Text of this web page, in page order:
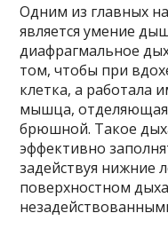
Одним из главных
является умение
диафрагмальное
том, чтобы при
клетка, а работала
мышца, отделяющая
брюшной. Такое
эффективно
задействуя нижние
поверхностном